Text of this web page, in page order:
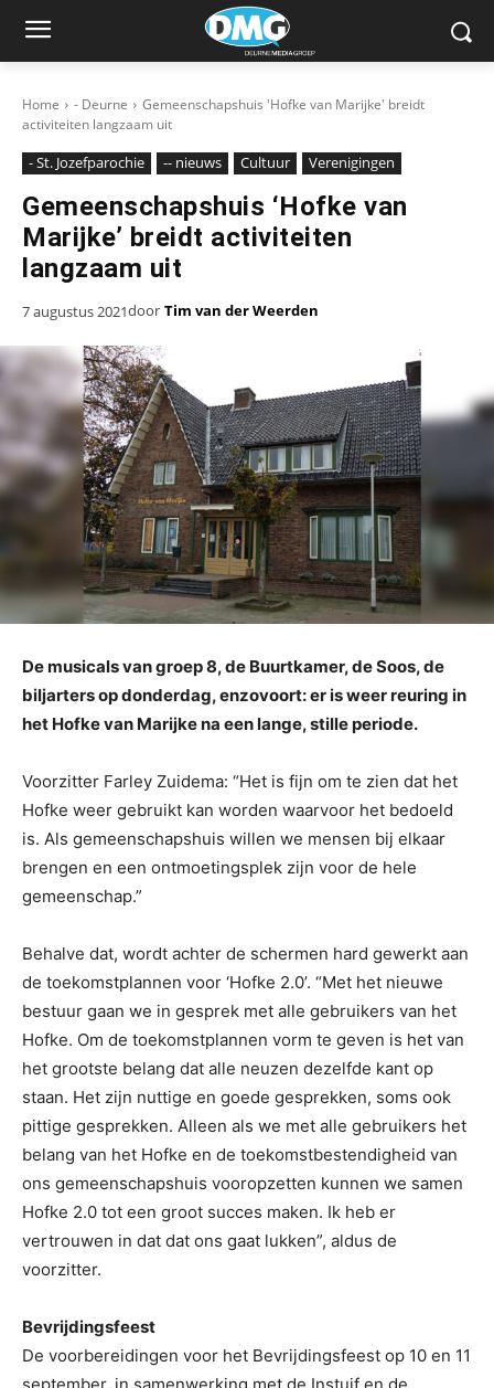
Home - Deurne
Gemeenschapshuis 'Hofke van Marijke' breidt
activiteiten langzaam uit
- St. Jozefparochie -- nieuws Cultuur Verenigingen
Gemeenschapshuis ‘Hofke van
Marijke’ breidt activiteiten
langzaam uit
7 augustus 2021door Tim van der Weerden
De musicals van groep 8, de Buurtkamer, de Soos, de
biljarters op donderdag, enzovoort: er is weer reuring in
het Hofke van Marijke na een lange, stille periode.
Voorzitter Farley Zuidema: “Het is fijn om te zien dat het
Hofke weer gebruikt kan worden waarvoor het bedoeld
is. Als gemeenschapshuis willen we mensen bij elkaar
brengen en een ontmoetingsplek zijn voor de hele
gemeenschap.”
Behalve dat, wordt achter de schermen hard gewerkt aan
de toekomstplannen voor ‘Hofke 2.0’. “Met het nieuwe
bestuur gaan we in gesprek met alle gebruikers van het
Hofke. Om de toekomstplannen vorm te geven is het van
het grootste belang dat alle neuzen dezelfde kant op
staan. Het zijn nuttige en goede gesprekken, soms ook
pittige gesprekken. Alleen als we met alle gebruikers het
belang van het Hofke en de toekomstbestendigheid van
ons gemeenschapshuis vooropzetten kunnen we samen
Hofke 2.0 tot een groot succes maken. Ik heb er
vertrouwen in dat dat ons gaat lukken”, aldus de
voorzitter.
Bevrijdingsfeest
De voorbereidingen voor het Bevrijdingsfeest op 10 en 11